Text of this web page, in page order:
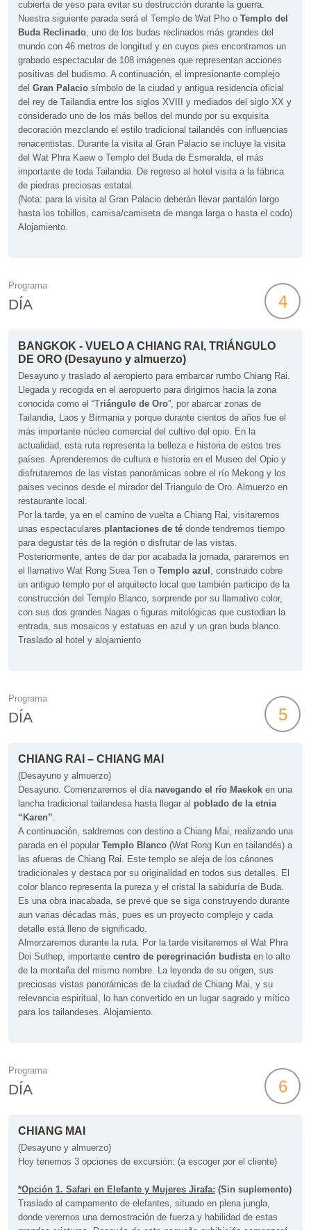
cubierta de yeso para evitar su destrucción durante la guerra.
Nuestra siguiente parada será el Templo de Wat Pho o Templo del
Buda Reclinado, uno de los budas reclinados más grandes del
mundo con 46 metros de longitud y en cuyos pies encontramos un
grabado espectacular de 108 imágenes que representan acciones
positivas del budismo. A continuación, el impresionante complejo
del Gran Palacio símbolo de la ciudad y antigua residencia oficial
del rey de Tailandia entre los siglos XVIII y mediados del siglo XX y
considerado uno de los más bellos del mundo por su exquisita
decoración mezclando el estilo tradicional tailandés con influencias
renacentistas. Durante la visita al Gran Palacio se incluye la visita
del Wat Phra Kaew o Templo del Buda de Esmeralda, el más
importante de toda Tailandia. De regreso al hotel visita a la fábrica
de piedras preciosas estatal.
(Nota: para la visita al Gran Palacio deberán llevar pantalón largo
hasta los tobillos, camisa/camiseta de manga larga o hasta el codo)
Alojamiento.
Programa
DÍA 4
BANGKOK - VUELO A CHIANG RAI, TRIÁNGULO
DE ORO (Desayuno y almuerzo)
Desayuno y traslado al aeropierto para embarcar rumbo Chiang Rai.
Llegada y recogida en el aeropuerto para dirigirnos hacia la zona
conocida como el “Triángulo de Oro”, por abarcar zonas de
Tailandia, Laos y Birmania y porque durante cientos de años fue el
más importante núcleo comercial del cultivo del opio. En la
actualidad, esta ruta representa la belleza e historia de estos tres
países. Aprenderemos de cultura e historia en el Museo del Opio y
disfrutaremos de las vistas panorámicas sobre el río Mekong y los
paises vecinos desde el mirador del Triangulo de Oro. Almuerzo en
restaurante local.
Por la tarde, ya en el camino de vuelta a Chiang Rai, visitaremos
unas espectaculares plantaciones de té donde tendremos tiempo
para degustar tés de la región o disfrutar de las vistas.
Posteriormente, antes de dar por acabada la jornada, pararemos en
el llamativo Wat Rong Suea Ten o Templo azul , construido cobre
un antiguo templo por el arquitecto local que también participo de la
construcción del Templo Blanco, sorprende por su llamativo color,
con sus dos grandes Nagas o figuras mitológicas que custodian la
entrada, sus mosaicos y estatuas en azul y un gran buda blanco.
Traslado al hotel y alojamiento
Programa
DÍA 5
CHIANG RAI – CHIANG MAI
(Desayuno y almuerzo)
Desayuno. Comenzaremos el día navegando el río Maekok en una
lancha tradicional tailandesa hasta llegar al poblado de la etnia
“Karen”.
A continuación, saldremos con destino a Chiang Mai, realizando una
parada en el popular Templo Blanco (Wat Rong Kun en tailandés) a
las afueras de Chiang Rai. Este templo se aleja de los cánones
tradicionales y destaca por su originalidad en todos sus detalles. El
color blanco representa la pureza y el cristal la sabiduría de Buda.
Es una obra inacabada, se prevé que se siga construyendo durante
aun varias décadas más, pues es un proyecto complejo y cada
detalle está lleno de significado.
Almorzaremos durante la ruta. Por la tarde visitaremos el Wat Phra
Doi Suthep, importante centro de peregrinación budista en lo alto
de la montaña del mismo nombre. La leyenda de su origen, sus
preciosas vistas panorámicas de la ciudad de Chiang Mai, y su
relevancia espiritual, lo han convertido en un lugar sagrado y mítico
para los tailandeses. Alojamiento.
Programa
DÍA 6
CHIANG MAI
(Desayuno y almuerzo)
Hoy tenemos 3 opciones de excursión: (a escoger por el cliente)
*Opción 1. Safari en Elefante y Mujeres Jirafa: (Sin suplemento)
Traslado al campamento de elefantes, situado en plena jungla,
donde veremos una demostración de fuerza y habilidad de estas